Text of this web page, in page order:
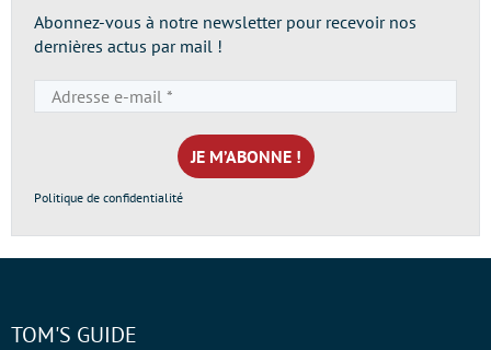
Abonnez-vous à notre newsletter pour recevoir nos
dernières actus par mail !
e-
mail
*
Politique de confidentialité
TOM'S GUIDE